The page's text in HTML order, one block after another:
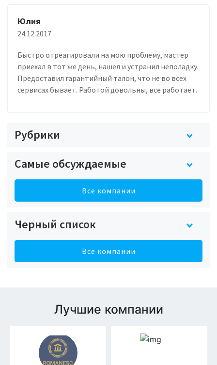
Юлия
24.12.2017
Быстро отреагировали на мою проблему, мастер
приехал в тот же день, нашел и устранил неполадку.
Предоставил гарантийный талон, что не во всех
сервисах бывает. Работой довольны, все работает.
Рубрики
Самые обсуждаемые
Все компании
Черный список
Все компании
Лучшие компании